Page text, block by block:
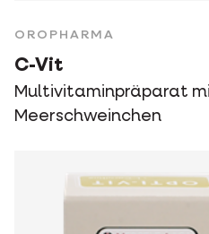
OROPHARMA
C-Vit
Multivitaminpräparat
Meerschweinchen